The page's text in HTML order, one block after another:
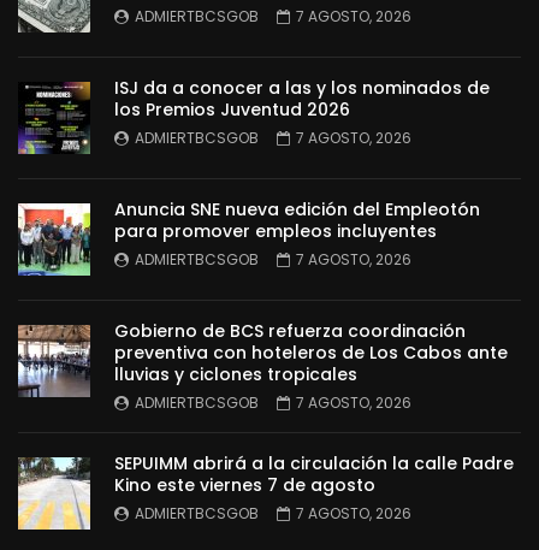
ADMIERTBCSGOB 7 AGOSTO, 2026
ISJ da a conocer a las y los nominados de
los Premios Juventud 2026
ADMIERTBCSGOB 7 AGOSTO, 2026
Anuncia SNE nueva edición del Empleotón
para promover empleos incluyentes
ADMIERTBCSGOB 7 AGOSTO, 2026
Gobierno de BCS refuerza coordinación
preventiva con hoteleros de Los Cabos ante
lluvias y ciclones tropicales
ADMIERTBCSGOB 7 AGOSTO, 2026
SEPUIMM abrirá a la circulación la calle Padre
Kino este viernes 7 de agosto
ADMIERTBCSGOB 7 AGOSTO, 2026